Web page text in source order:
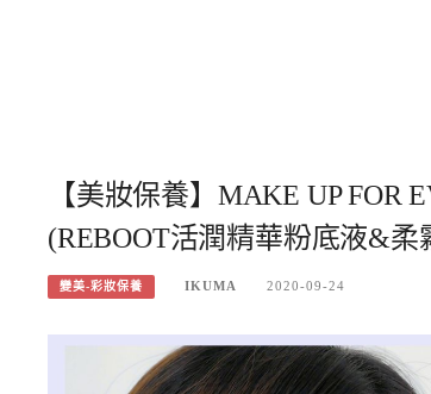
【美妝保養】MAKE UP FOR
(REBOOT活潤精華粉底液&
變美-彩妝保養 IKUMA 2020-09-24